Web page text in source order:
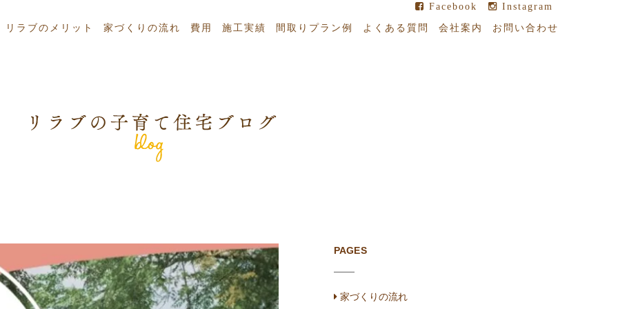
リラブのメリット 家づくりの流れ 費用 施工実績 間取りプラン例 よくある質問 会社案内 お問い合わせ
Facebook Instagram
PAGES
家づくりの流れ